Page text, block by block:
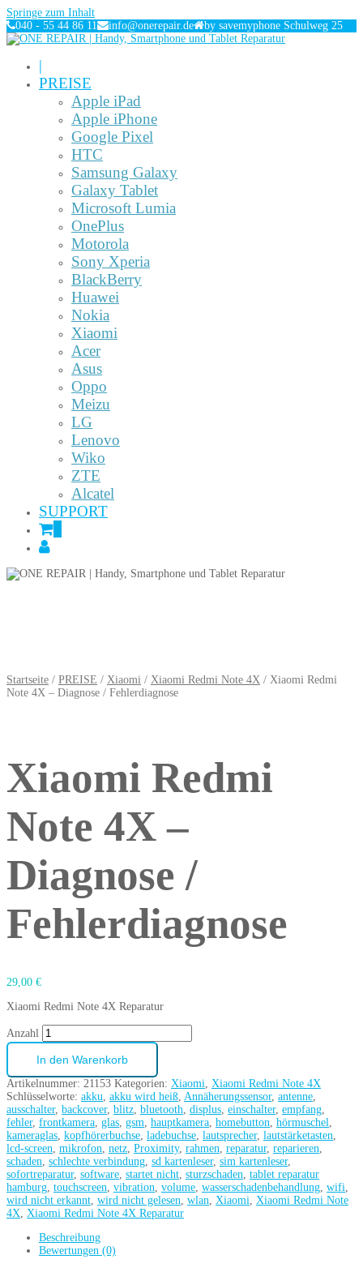
Springe zum Inhalt
040 - 55 44 86 11
info@onerepair.de by savemyphone Schulweg 25
|
PREISE
Apple iPad
Apple iPhone
Google Pixel
HTC
Samsung Galaxy
Galaxy Tablet
Microsoft Lumia
OnePlus
Motorola
Sony Xperia
BlackBerry
Huawei
Nokia
Xiaomi
Acer
Asus
Oppo
Meizu
LG
Lenovo
Wiko
ZTE
Alcatel
SUPPORT
Startseite / PREISE / Xiaomi / Xiaomi Redmi Note 4X / Xiaomi Redmi
Note 4X – Diagnose / Fehlerdiagnose
Xiaomi Redmi
Note 4X –
Diagnose /
Fehlerdiagnose
29,00 €
Xiaomi Redmi Note 4X Reparatur
Anzahl
In den Warenkorb
Artikelnummer: 21153 Kategorien: Xiaomi, Xiaomi Redmi Note 4X
Schlüsselworte: akku, akku wird heiß, Annäherungssensor, antenne,
ausschalter, backcover, blitz, bluetooth, displus, einschalter, empfang,
fehler, frontkamera, glas, gsm, hauptkamera, homebutton, hörmuschel,
kameraglas, kopfhörerbuchse, ladebuchse, lautsprecher, lautstärketasten,
lcd-screen, mikrofon, netz, Proximity, rahmen, reparatur, reparieren,
schaden, schlechte verbindung, sd kartenleser, sim kartenleser,
sofortreparatur, software, startet nicht, sturzschaden, tablet reparatur
hamburg, touchscreen, vibration, volume, wasserschadenbehandlung, wifi,
wird nicht erkannt, wird nicht gelesen, wlan, Xiaomi, Xiaomi Redmi Note
4X, Xiaomi Redmi Note 4X Reparatur
Beschreibung
Bewertungen (0)